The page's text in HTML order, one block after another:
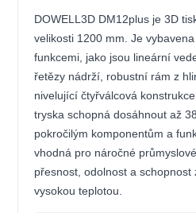
DOWELL3D DM12plus je 3D
velikosti 1200 mm. Je
funkcemi, jako jsou lineární
řetězy nádrží, robustní rám z
nivelující čtyřválcová
tryska schopná dosáhnout až
pokročilým komponentům a
vhodná pro náročné
přesnost, odolnost a
vysokou teplotou.